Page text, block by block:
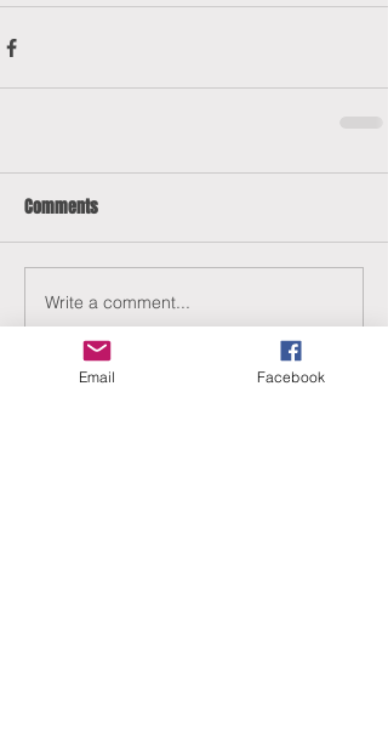
Comments
Write a comment...
Email Facebook